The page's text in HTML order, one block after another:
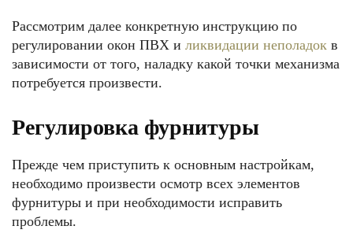
Рассмотрим далее конкретную инструкцию по
регулировании окон ПВХ и ликвидации неполадок в
зависимости от того, наладку какой точки механизма
потребуется произвести.
Регулировка фурнитуры
Прежде чем приступить к основным настройкам,
необходимо произвести осмотр всех элементов
фурнитуры и при необходимости исправить
проблемы.